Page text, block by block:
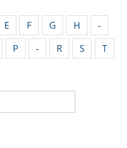
E F G H
-
P - R S
T